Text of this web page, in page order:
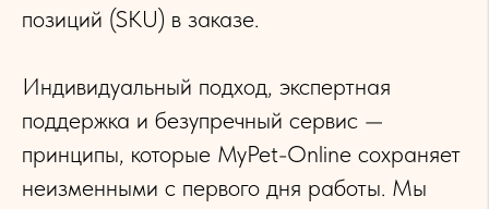
позиций (SKU) в заказе.
Индивидуальный подход, экспертная
поддержка и безупречный сервис —
принципы, которые MyPet-Online сохраняет
неизменными с первого дня работы. Мы